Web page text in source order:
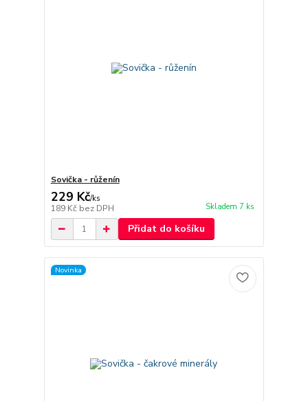
Sovička - růženín
229 Kč/ks
189 Kč bez DPH Skladem 7 ks
Přidat do košíku
Novinka